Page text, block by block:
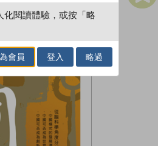
化閱讀體驗，或按「略
會員 登入 略過